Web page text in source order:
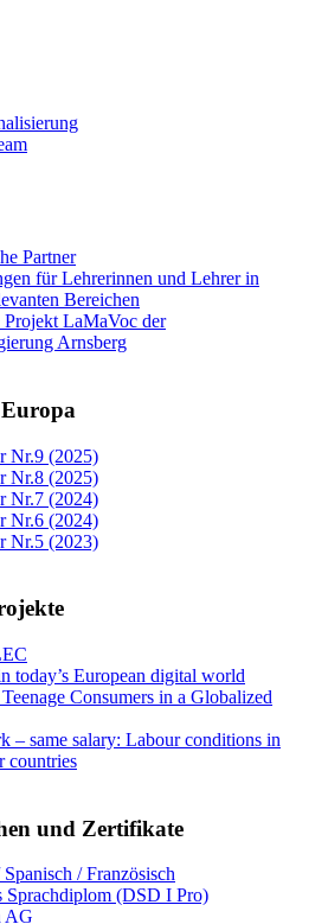
Partner
für Lehrerinnen und Lehrer in
Bereichen
Projekt LaMaVoc der
Arnsberg
Nr.9 (2025)
Nr.8 (2025)
Nr.7 (2024)
Nr.6 (2024)
Nr.5 (2023)
today’s European digital world
Consumers in a Globalized
– same salary: Labour conditions in
countries
und Zertifikate
/ Französisch
Sprachdiplom (DSD I Pro)
AG